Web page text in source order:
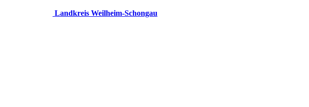
Landkreis Weilheim-Schongau